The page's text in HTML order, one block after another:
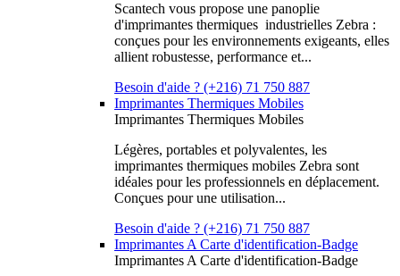
Scantech vous propose une panoplie
d'imprimantes thermiques industrielles Zebra :
conçues pour les environnements exigeants, elles
allient robustesse, performance et...
Besoin d'aide ? (+216) 71 750 887
Imprimantes Thermiques Mobiles
Imprimantes Thermiques Mobiles
Légères, portables et polyvalentes, les
imprimantes thermiques mobiles Zebra sont
idéales pour les professionnels en déplacement.
Conçues pour une utilisation...
Besoin d'aide ? (+216) 71 750 887
Imprimantes A Carte d'identification-Badge
Imprimantes A Carte d'identification-Badge